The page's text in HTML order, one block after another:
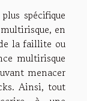
spécifique
en
la faillite ou
multirisque
menacer
Ainsi, tout